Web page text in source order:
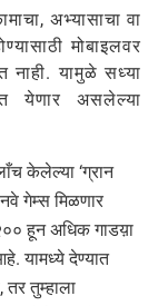
अभ्यासाचा वा
मोबाइलवर
यामुळे सध्या
येणार असलेल्या
केलेल्या ‘ग्रान
गेम्स मिळणार
हून अधिक गाडय़ा
यामध्ये देण्यात
तुम्हाला